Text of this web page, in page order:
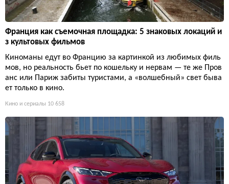
Франция как съемочная площадка: 5 знаковых локаций и
з культовых фильмов
Киноманы едут во Францию за картинкой из любимых филь
мов, но реальность бьет по кошельку и нервам — те же Пров
анс или Париж забиты туристами, а «волшебный» свет быва
ет только в кино.
Кино и сериалы 10 658